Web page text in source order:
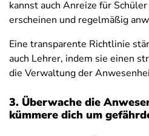
kannst auch Anreize für
erscheinen und regelmäßig
Eine transparente Richtlinie
auch Lehrer, indem sie einen
die Verwaltung der
3. Überwache die
kümmere dich um